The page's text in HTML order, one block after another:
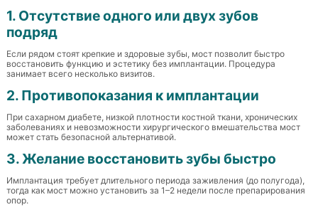
1. Отсутствие одного или двух зубов
подряд
Если рядом стоят крепкие и здоровые зубы, мост позволит быстро
восстановить функцию и эстетику без имплантации. Процедура
занимает всего несколько визитов.
2. Противопоказания к имплантации
При сахарном диабете, низкой плотности костной ткани, хронических
заболеваниях и невозможности хирургического вмешательства мост
может стать безопасной альтернативой.
3. Желание восстановить зубы быстро
Имплантация требует длительного периода заживления (до полугода),
тогда как мост можно установить за 1–2 недели после препарирования
опор.